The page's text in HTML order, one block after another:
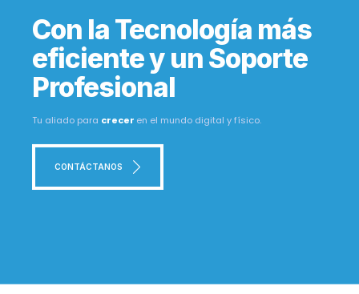
Con la Tecnología más
eficiente y un Soporte
Profesional
Tu aliado para crecer en el mundo digital y físico.
CONTÁCTANOS